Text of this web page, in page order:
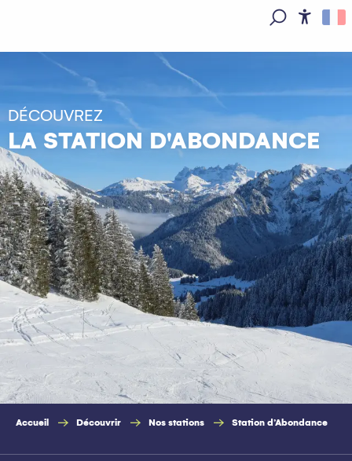
DÉCOUVREZ
LA STATION D'ABONDANCE
Accueil Découvrir Nos stations Station d’Abondance